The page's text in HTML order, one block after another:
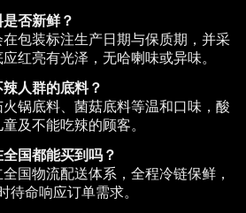
否新鲜？
包装标注生产日期与保质期，并采
红亮有光泽，无哈喇味或异味。
人群的底料？
锅底料、菌菇底料等温和口味，酸
及不能吃辣的顾客。
国都能买到吗？
国物流配送体系，全程冷链保鲜，
待命响应订单需求。